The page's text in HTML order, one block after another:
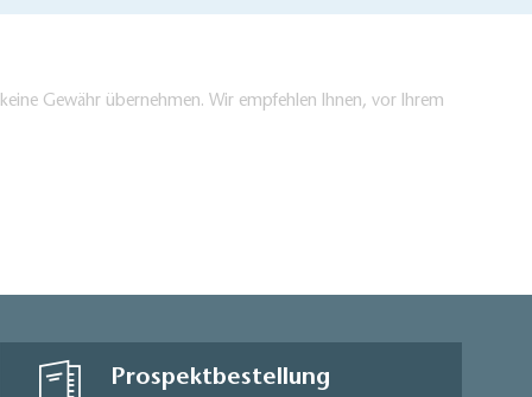
Gewähr übernehmen. Wir empfehlen Ihnen, vor Ihrem
Prospektbestellung